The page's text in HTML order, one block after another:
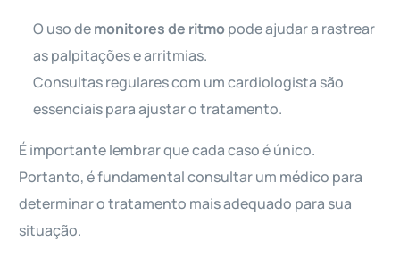
O uso demonitores de ritmopode ajudar a rastrear
as palpitações e arritmias.
Consultas regulares com um cardiologista são
essenciais para ajustar o tratamento.
É importante lembrar que cada caso é único.
Portanto, é fundamental consultar um médico para
determinar o tratamento mais adequado para sua
situação.